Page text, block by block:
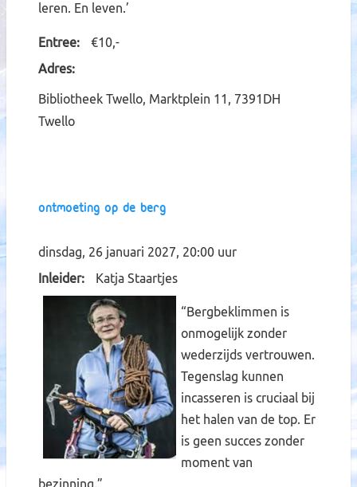
leren. En leven.’
Entree
€10,-
Adres
Bibliotheek Twello, Marktplein 11, 7391DH
Twello
Ontmoeting op de berg
dinsdag, 26 januari 2027, 20:00 uur
Inleider
Katja Staartjes
“Bergbeklimmen is
onmogelijk zonder
wederzijds vertrouwen.
Tegenslag kunnen
incasseren is cruciaal bij
het halen van de top. Er
is geen succes zonder
moment van
bezinning.”